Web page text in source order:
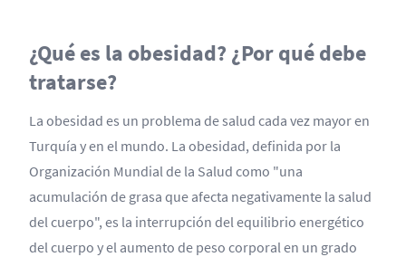
¿Qué es la obesidad? ¿Por qué debe
tratarse?
La obesidad es un problema de salud cada vez mayor en
Turquía y en el mundo. La obesidad, definida por la
Organización Mundial de la Salud como "una
acumulación de grasa que afecta negativamente la salud
del cuerpo", es la interrupción del equilibrio energético
del cuerpo y el aumento de peso corporal en un grado